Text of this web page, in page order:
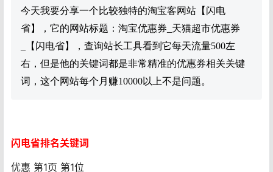
今天我要分享一个比较独特的淘宝客网站【闪电
省】，它的网站标题：淘宝优惠券_天猫超市优惠券
_【闪电省】，查询站长工具看到它每天流量500左
右，但是他的关键词都是非常精准的优惠券相关关键
词，这个网站每个月赚10000以上不是问题。
闪电省排名关键词
优惠 第1页 第1位